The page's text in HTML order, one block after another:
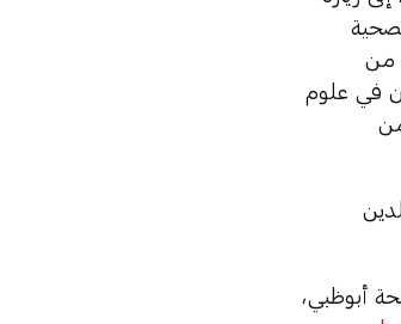
من
في علوم
أبوظبي،